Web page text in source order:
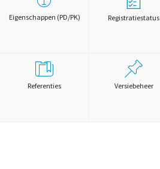
Eigenschappen (PD/PK) Registratiestatus
Referenties Versiebeheer